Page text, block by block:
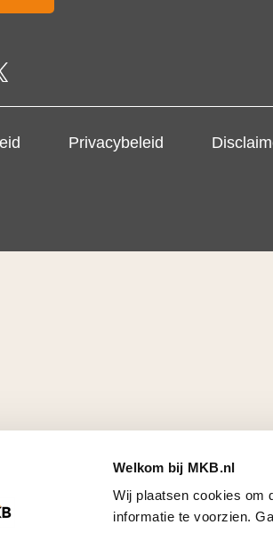
Welkom bij MKB.nl
Wij plaatsen cookies om
informatie te voorzien.
Privacybeleid